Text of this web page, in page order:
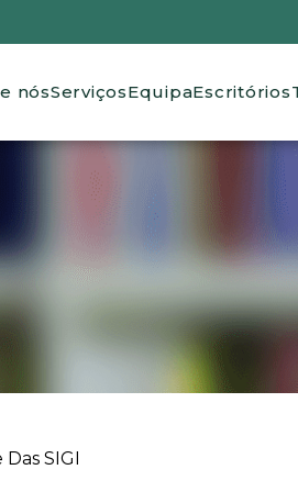
navigation
nósServiçosEquipaEscritórios
SIGI